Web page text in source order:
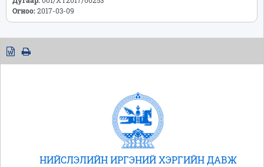
Огноо:2017-03-09
НИЙСЛЭЛИЙН ИРГЭНИЙ ХЭРГИЙН ДАВЖ